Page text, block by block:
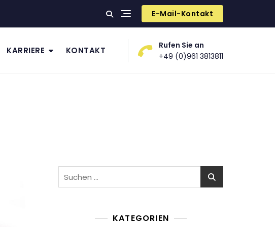
E-Mail-Kontakt
KARRIERE KONTAKT
Rufen Sie an
+49 (0)961 3813811
KATEGORIEN